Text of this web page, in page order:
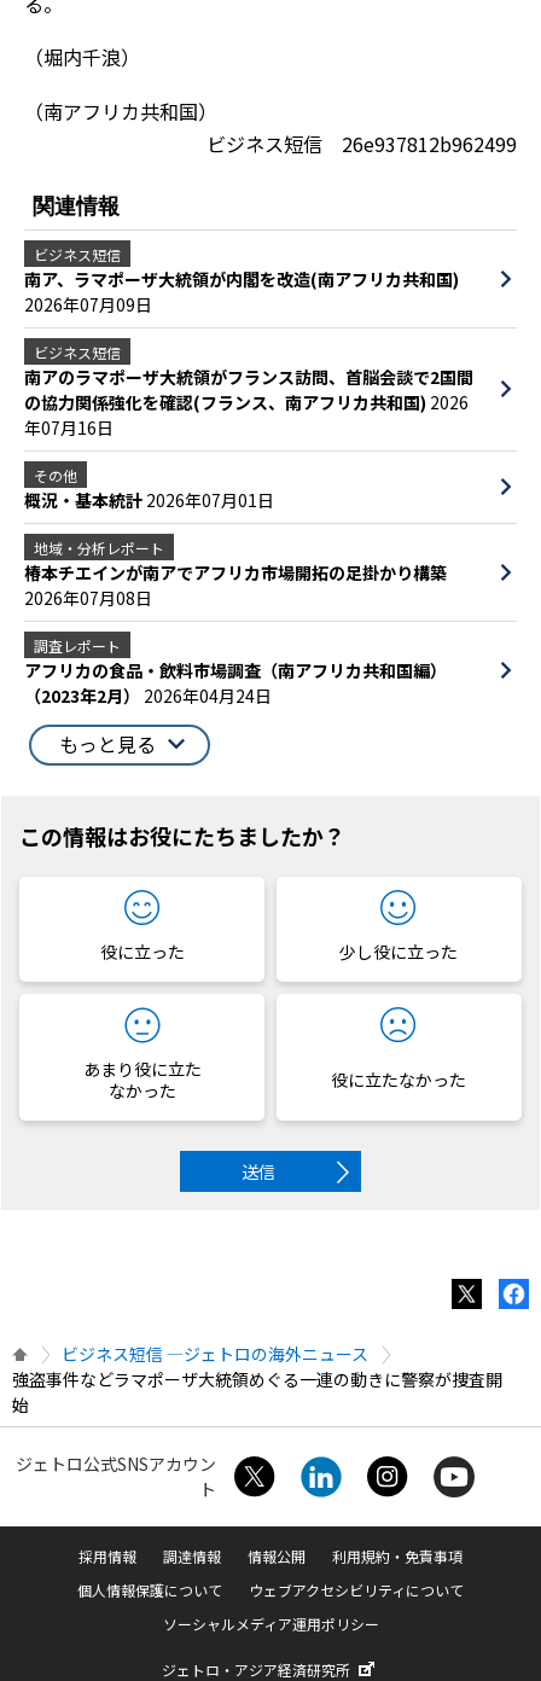
（堀内千浪）
（南アフリカ共和国）
ビジネス短信 26e937812b962499
関連情報
ビジネス短信
南ア、ラマポーザ大統領が内閣を改造(南アフリカ共和国)
2026年07月09日
ビジネス短信
南アのラマポーザ大統領がフランス訪問、首脳会談で2国間
の協力関係強化を確認(フランス、南アフリカ共和国) 2026
年07月16日
その他
概況・基本統計 2026年07月01日
地域・分析レポート
椿本チエインが南アでアフリカ市場開拓の足掛かり構築
2026年07月08日
調査レポート
アフリカの食品・飲料市場調査（南アフリカ共和国編）
（2023年2月） 2026年04月24日
もっと見る
この情報はお役にたちましたか？
役に立った 少し役に立った
あまり役に立た
なかった
役に立たなかった
送信
ビジネス短信 ―ジェトロの海外ニュース
強盗事件などラマポーザ大統領めぐる一連の動きに警察が捜査開
始
ジェトロ公式SNSアカウン
ト
採用情報 調達情報 情報公開
利用規約・免責事項
個人情報保護について
ウェブアクセシビリティについて
ソーシャルメディア運用ポリシー
ジェトロ・アジア経済研究所